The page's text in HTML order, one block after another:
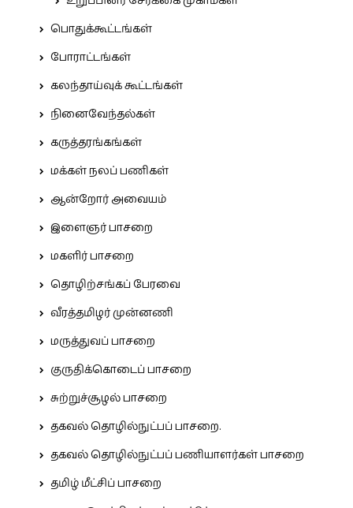
பொதுக்கூட்டங்கள்
போராட்டங்கள்
கலந்தாய்வுக் கூட்டங்கள்
நினைவேந்தல்கள்
கருத்தரங்கங்கள்
மக்கள் நலப் பணிகள்
ஆன்றோர் அவையம்
இளைஞர் பாசறை
மகளிர் பாசறை
தொழிற்சங்கப் பேரவை
வீரத்தமிழர் முன்னணி
மருத்துவப் பாசறை
குருதிக்கொடைப் பாசறை
சுற்றுச்சூழல் பாசறை
தகவல் தொழில்நுட்பப் பாசறை.
தகவல் தொழில்நுட்பப் பணியாளர்கள் பாசறை
தமிழ் மீட்சிப் பாசறை